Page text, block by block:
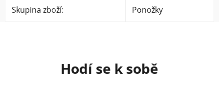
Skupina zboží: Ponožky